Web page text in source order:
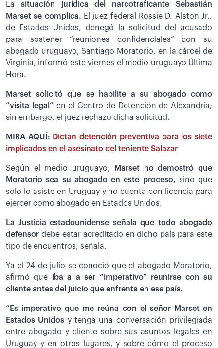
La situación jurídica del narcotraficante Sebastián
Marset se complica. El juez federal Rossie D. Alston Jr.,
de Estados Unidos, denegó la solicitud del acusado
para sostener “reuniones confidenciales” con su
abogado uruguayo, Santiago Moratorio, en la cárcel de
Virginia, informó este viernes el medio uruguayo Última
Hora.
Marset solicitó que se habilite a su abogado como
“visita legal” en el Centro de Detención de Alexandria;
sin embargo, el juez rechazó dicha solicitud.
MIRA AQUÍ: Dictan detención preventiva para los siete
implicados en el asesinato del teniente Salazar
Según el medio uruguayo,
Marset no demostró que
Moratorio sea su abogado en este proceso, sino que
solo lo asiste en Uruguay y no cuenta con licencia para
ejercer como abogado en Estados Unidos.
La Justicia estadounidense señala que todo abogado
defensor debe estar acreditado en dicho país para este
tipo de encuentros, señala.
Ya el 24 de julio se conoció que el abogado Moratorio,
afirmó que iba a a ser “imperativo” reunirse con su
cliente antes del juicio que enfrenta en ese país.
“Es imperativo que me reúna con el señor Marset en
Estados Unidos y tenga una conversación privilegiada
entre abogado y cliente sobre sus asuntos legales en
Uruguay y en otros lugares, y sobre cómo el proceso